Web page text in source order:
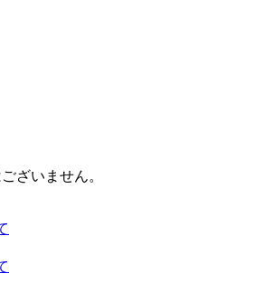
ざいません。